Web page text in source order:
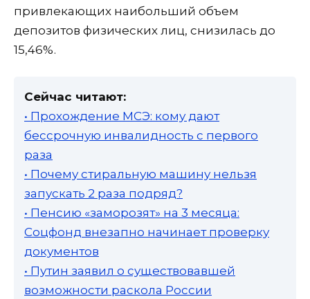
привлекающих наибольший объем
депозитов физических лиц, снизилась до
15,46%.
Сейчас читают:
• Прохождение МСЭ: кому дают
бессрочную инвалидность с первого
раза
• Почему стиральную машину нельзя
запускать 2 раза подряд?
• Пенсию «заморозят» на 3 месяца:
Соцфонд внезапно начинает проверку
документов
• Путин заявил о существовавшей
возможности раскола России